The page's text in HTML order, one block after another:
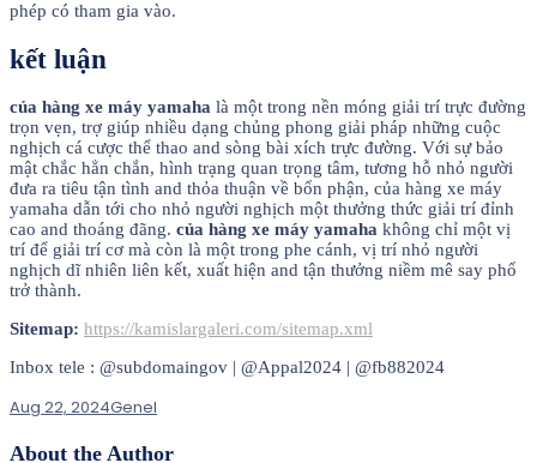
phép có tham gia vào.
kết luận
của hàng xe máy yamaha là một trong nền móng giải trí trực đường
trọn vẹn, trợ giúp nhiều dạng chủng phong giải pháp những cuộc
nghịch cá cược thể thao and sòng bài xích trực đường. Với sự bảo
mật chắc hẳn chắn, hình trạng quan trọng tâm, tương hỗ nhỏ người
đưa ra tiêu tận tình and thỏa thuận về bổn phận, của hàng xe máy
yamaha dẫn tới cho nhỏ người nghịch một thưởng thức giải trí đỉnh
cao and thoáng đãng. của hàng xe máy yamaha không chỉ một vị
trí để giải trí cơ mà còn là một trong phe cánh, vị trí nhỏ người
nghịch dĩ nhiên liên kết, xuất hiện and tận thưởng niềm mê say phổ
trở thành.
Sitemap: https://kamislargaleri.com/sitemap.xml
Inbox tele : @subdomaingov | @Appal2024 | @fb882024
Aug 22, 2024Genel
About the Author